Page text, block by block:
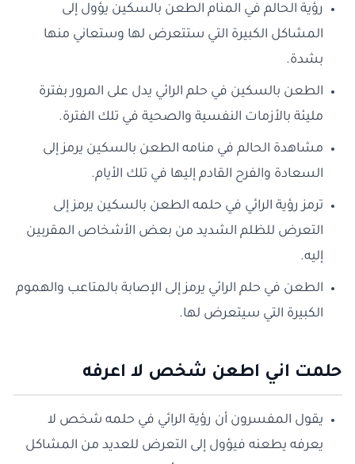
رؤية الحالم في المنام الطعن بالسكين يؤول إلى
المشاكل الكبيرة التي ستتعرض لها وستعاني منها
بشدة.
الطعن بالسكين في حلم الرائي يدل على المرور بفترة
مليئة بالأزمات النفسية والصحية في تلك الفترة.
مشاهدة الحالم في منامه الطعن بالسكين يرمز إلى
السعادة والفرح القادم إليها في تلك الأيام.
ترمز رؤية الرائي في حلمه الطعن بالسكين يرمز إلى
التعرض للظلم الشديد من بعض الأشخاص المقربين
إليه.
الطعن في حلم الرائي يرمز إلى الإصابة بالمتاعب والهموم
الكبيرة التي سيتعرض لها.
حلمت اني اطعن شخص لا اعرفه
يقول المفسرون أن رؤية الرائي في حلمه شخص لا
يعرفه يطعنه فيؤول إلى التعرض للعديد من المشاكل